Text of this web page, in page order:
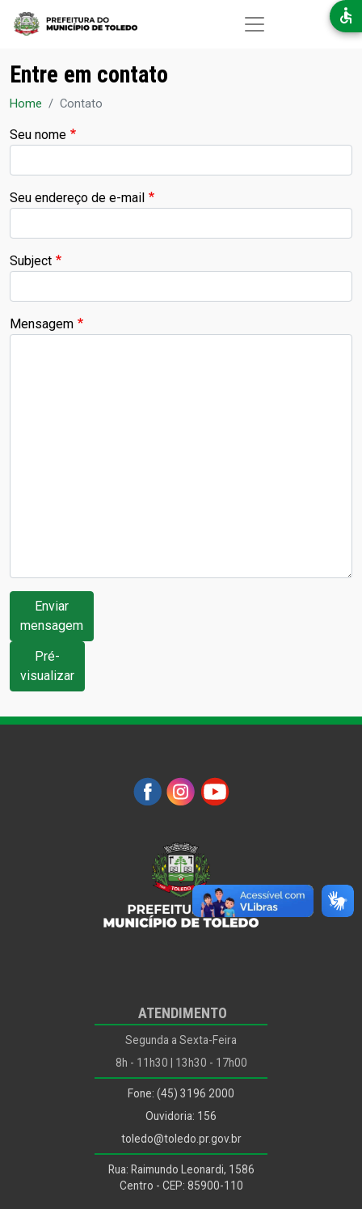
Pular para o conteúdo principal
Entre em contato
Home Contato
Seu nome
Seu endereço de e-mail
Subject
Mensagem
Enviar
mensagem
Pré-
visualizar
ATENDIMENTO
Segunda a Sexta-Feira
8h - 11h30 | 13h30 - 17h00
Fone: (45) 3196 2000
Ouvidoria: 156
toledo@toledo.pr.gov.br
Rua: Raimundo Leonardi, 1586
Centro - CEP: 85900-110